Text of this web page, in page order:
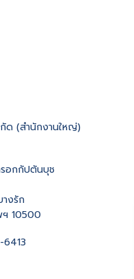
ด (สำนักงานใหญ่)
อกกัปตันบุช
งรัก
ฯ 10500
6413